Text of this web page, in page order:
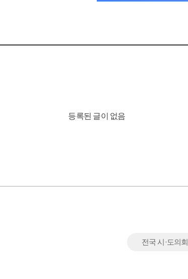
등록된 글이 없음
전국 시·도의회